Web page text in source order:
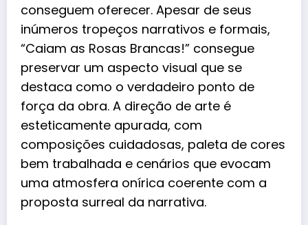
conseguem oferecer. Apesar de seus
inúmeros tropeços narrativos e formais,
“Caiam as Rosas Brancas!” consegue
preservar um aspecto visual que se
destaca como o verdadeiro ponto de
força da obra. A direção de arte é
esteticamente apurada, com
composições cuidadosas, paleta de cores
bem trabalhada e cenários que evocam
uma atmosfera onírica coerente com a
proposta surreal da narrativa.